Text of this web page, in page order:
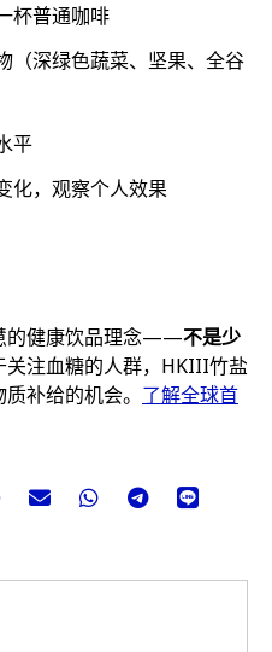
杯普通咖啡
（深绿色蔬菜、坚果、全谷
平
化，观察个人效果
的健康饮品理念——不是少
关注血糖的人群，HKIII竹盐
补给的机会。 了解全球首